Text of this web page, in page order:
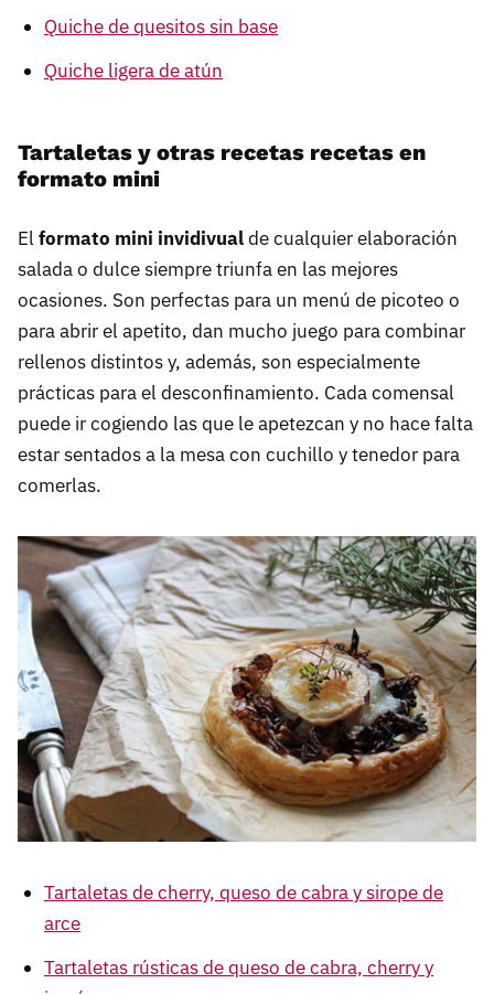
Quiche de quesitos sin base
Quiche ligera de atún
Tartaletas y otras recetas recetas en
formato mini
El formato mini invidivualde cualquier elaboración
salada o dulce siempre triunfa en las mejores
ocasiones. Son perfectas para un menú de picoteo o
para abrir el apetito, dan mucho juego para combinar
rellenos distintos y, además, son especialmente
prácticas para el desconfinamiento. Cada comensal
puede ir cogiendo las que le apetezcan y no hace falta
estar sentados a la mesa con cuchillo y tenedor para
comerlas.
Tartaletas de cherry, queso de cabra y sirope de
arce
Tartaletas rústicas de queso de cabra, cherry y